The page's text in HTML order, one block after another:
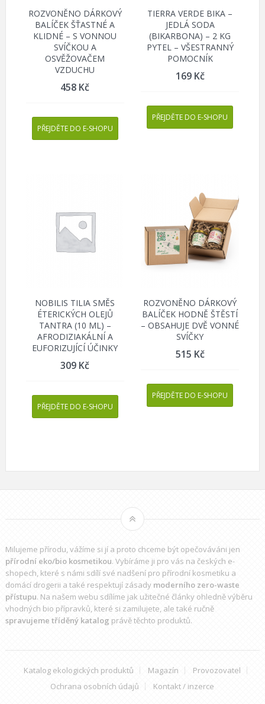
ROZVONĚNO DÁRKOVÝ
BALÍČEK ŠŤASTNÉ A
KLIDNÉ – S VONNOU
SVÍČKOU A
OSVĚŽOVAČEM
VZDUCHU
458 Kč
PŘEJDĚTE DO E-SHOPU
TIERRA VERDE BIKA –
JEDLÁ SODA
(BIKARBONA) – 2 KG
PYTEL – VŠESTRANNÝ
POMOCNÍK
169 Kč
PŘEJDĚTE DO E-SHOPU
NOBILIS TILIA SMĚS
ÉTERICKÝCH OLEJŮ
TANTRA (10 ML) –
AFRODIZIAKÁLNÍ A
EUFORIZUJÍCÍ ÚČINKY
309 Kč
PŘEJDĚTE DO E-SHOPU
ROZVONĚNO DÁRKOVÝ
BALÍČEK HODNĚ ŠTĚSTÍ
– OBSAHUJE DVĚ VONNÉ
SVÍČKY
515 Kč
PŘEJDĚTE DO E-SHOPU
Milujeme přírodu, vážíme si jí a proto chceme být opečováváni jen
přírodní eko/bio kosmetikou. Vybíráme ji pro vás na českých e-
shopech, které s námi sdílí své nadšení pro přírodní kosmetiku a
domácí drogerii a také respektují zásady moderního zero-waste
přístupu. Na našem webu sdílíme jak užitečné články ohledně výběru
vhodných bio přípravků, které si zamilujete, ale také ručně
spravujeme tříděný katalog právě těchto produktů.
Katalog ekologických produktů Magazín
Provozovatel
Ochrana osobních údajů
Kontakt / inzerce